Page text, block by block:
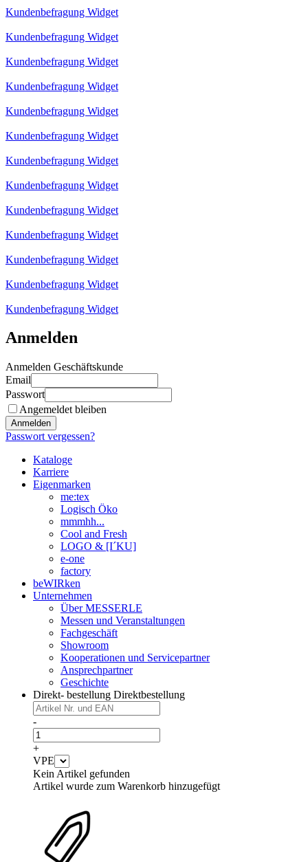
Kundenbefragung Widget
Kundenbefragung Widget
Kundenbefragung Widget
Kundenbefragung Widget
Kundenbefragung Widget
Kundenbefragung Widget
Kundenbefragung Widget
Kundenbefragung Widget
Kundenbefragung Widget
Kundenbefragung Widget
Kundenbefragung Widget
Kundenbefragung Widget
Kundenbefragung Widget
Anmelden
Anmelden Geschäftskunde
Email
Passwort
Angemeldet bleiben
Anmelden
Passwort vergessen?
Kataloge
Karriere
Eigenmarken
me:tex
Logisch Öko
mmmhh...
Cool and Fresh
LOGO & [I´KU]
e-one
factory
beWIRken
Unternehmen
Über MESSERLE
Messen und Veranstaltungen
Fachgeschäft
Showroom
Kooperationen und Servicepartner
Ansprechpartner
Geschichte
Direkt- bestellung Direktbestellung
-
+
VPE
Kein Artikel gefunden
Artikel wurde zum Warenkorb hinzugefügt